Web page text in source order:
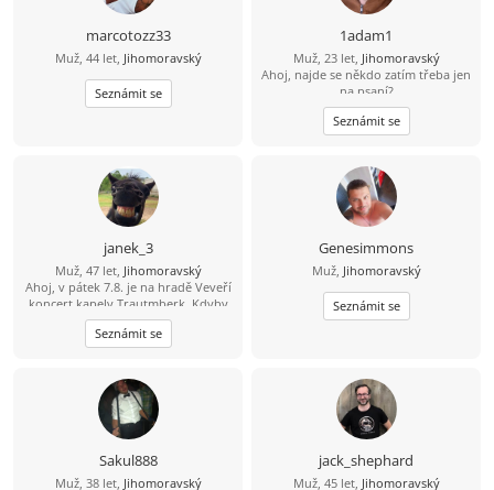
marcotozz33
Muž, 44 let, Jihomoravský
Seznámit se
1adam1
Muž, 23 let, Jihomoravský
Ahoj, najde se někdo zatím třeba jen
na psaní?
Seznámit se
janek_3
Muž, 47 let, Jihomoravský
Ahoj, v pátek 7.8. je na hradě Veveří
koncert kapely Trautmberk. Kdyby
se Ti chtělo, tak mám na Wats Appu
čerstvou fotku :-) 773 908 225 Jan
Seznámit se
Genesimmons
Muž, Jihomoravský
Seznámit se
Sakul888
Muž, 38 let, Jihomoravský
jack_shephard
Muž, 45 let, Jihomoravský